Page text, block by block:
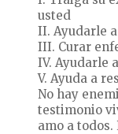
usted
II. Ayudarle
III. Curar
IV. Ayudarle
V. Ayuda a
No hay
testimonio
amo a